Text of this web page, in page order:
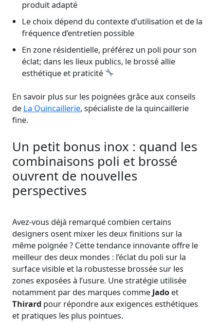
produit adapté
Le choix dépend du contexte d’utilisation et de la
fréquence d’entretien possible
En zone résidentielle, préférez un poli pour son
éclat; dans les lieux publics, le brossé allie
esthétique et praticité
En savoir plus sur les poignées grâce aux conseils
de La Quincaillerie, spécialiste de la quincaillerie
fine.
Un petit bonus inox : quand les
combinaisons poli et brossé
ouvrent de nouvelles
perspectives
Avez-vous déjà remarqué combien certains
designers osent mixer les deux finitions sur la
même poignée ? Cette tendance innovante offre le
meilleur des deux mondes : l’éclat du poli sur la
surface visible et la robustesse brossée sur les
zones exposées à l’usure. Une stratégie utilisée
notamment par des marques comme Jado et
Thirard pour répondre aux exigences esthétiques
et pratiques les plus pointues.